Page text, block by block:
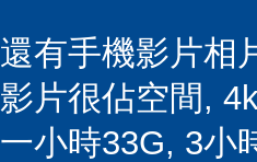
還有手機影片相
影片很佔空間,
一小時33G, 3小